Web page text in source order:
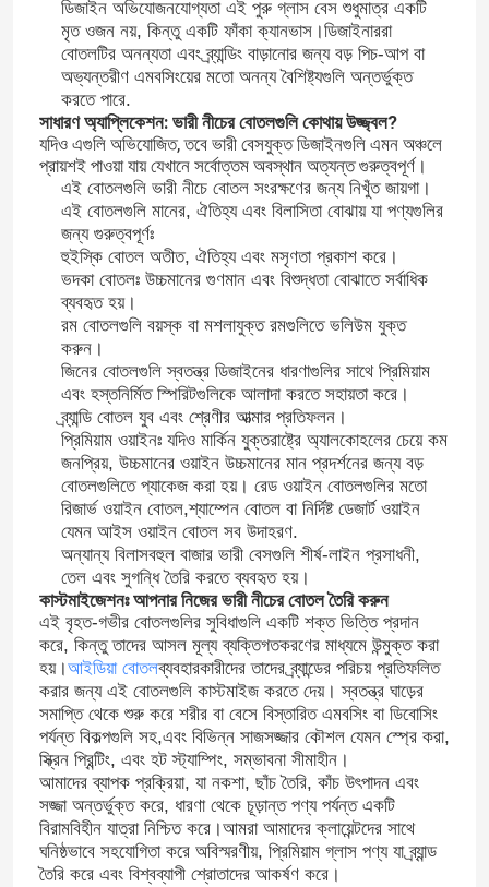
বাড়ি
পণ্য
আমাদের সম্পর্কে
কারখানা ভ্রমণ
মান নিয়ন্ত্রণ
আমাদের সাথে যোগাযোগ করুন
উদ্ধৃতির জন্য আবেদন
কাচের বোতল
ডিজাইন অভিযোজনযোগ্যতা এই পুরু গ্লাস বেস শুধুমাত্র একটি
মৃত ওজন নয়, কিন্তু একটি ফাঁকা ক্যানভাস।ডিজাইনাররা
বোতলটির অনন্যতা এবং ব্র্যান্ডিং বাড়ানোর জন্য বড় পিচ-আপ বা
অভ্যন্তরীণ এমবসিংয়ের মতো অনন্য বৈশিষ্ট্যগুলি অন্তর্ভুক্ত
করতে পারে.
সাধারণ অ্যাপ্লিকেশন: ভারী নীচের বোতলগুলি কোথায় উজ্জ্বল?
যদিও এগুলি অভিযোজিত, তবে ভারী বেসযুক্ত ডিজাইনগুলি এমন অঞ্চলে
প্রায়শই পাওয়া যায় যেখানে সর্বোত্তম অবস্থান অত্যন্ত গুরুত্বপূর্ণ।
এই বোতলগুলি ভারী নীচে বোতল সংরক্ষণের জন্য নিখুঁত জায়গা।
এই বোতলগুলি মানের, ঐতিহ্য এবং বিলাসিতা বোঝায় যা পণ্যগুলির
জন্য গুরুত্বপূর্ণঃ
হুইস্কি বোতল অতীত, ঐতিহ্য এবং মসৃণতা প্রকাশ করে।
ভদকা বোতলঃ উচ্চমানের গুণমান এবং বিশুদ্ধতা বোঝাতে সর্বাধিক
ব্যবহৃত হয়।
রম বোতলগুলি বয়স্ক বা মশলাযুক্ত রমগুলিতে ভলিউম যুক্ত
করুন।
জিনের বোতলগুলি স্বতন্ত্র ডিজাইনের ধারণাগুলির সাথে প্রিমিয়াম
এবং হস্তনির্মিত স্পিরিটগুলিকে আলাদা করতে সহায়তা করে।
ব্র্যান্ডি বোতল যুব এবং শ্রেণীর আত্মার প্রতিফলন।
প্রিমিয়াম ওয়াইনঃ যদিও মার্কিন যুক্তরাষ্ট্রে অ্যালকোহলের চেয়ে কম
জনপ্রিয়, উচ্চমানের ওয়াইন উচ্চমানের মান প্রদর্শনের জন্য বড়
বোতলগুলিতে প্যাকেজ করা হয়। রেড ওয়াইন বোতলগুলির মতো
রিজার্ভ ওয়াইন বোতল,শ্যাম্পেন বোতল বা নির্দিষ্ট ডেজার্ট ওয়াইন
যেমন আইস ওয়াইন বোতল সব উদাহরণ.
অন্যান্য বিলাসবহুল বাজার ভারী বেসগুলি শীর্ষ-লাইন প্রসাধনী,
তেল এবং সুগন্ধি তৈরি করতে ব্যবহৃত হয়।
কাস্টমাইজেশনঃ আপনার নিজের ভারী নীচের বোতল তৈরি করুন
এই বৃহত-গভীর বোতলগুলির সুবিধাগুলি একটি শক্ত ভিত্তি প্রদান
করে, কিন্তু তাদের আসল মূল্য ব্যক্তিগতকরণের মাধ্যমে উন্মুক্ত করা
হয়।আইডিয়া বোতলব্যবহারকারীদের তাদের ব্র্যান্ডের পরিচয় প্রতিফলিত
করার জন্য এই বোতলগুলি কাস্টমাইজ করতে দেয়। স্বতন্ত্র ঘাড়ের
সমাপ্তি থেকে শুরু করে শরীর বা বেসে বিস্তারিত এমবসিং বা ডিবোসিং
পর্যন্ত বিকল্পগুলি সহ,এবং বিভিন্ন সাজসজ্জার কৌশল যেমন স্প্রে করা,
স্ক্রিন প্রিন্টিং, এবং হট স্ট্যাম্পিং, সম্ভাবনা সীমাহীন।
আমাদের ব্যাপক প্রক্রিয়া, যা নকশা, ছাঁচ তৈরি, কাঁচ উৎপাদন এবং
সজ্জা অন্তর্ভুক্ত করে, ধারণা থেকে চূড়ান্ত পণ্য পর্যন্ত একটি
বিরামবিহীন যাত্রা নিশ্চিত করে।আমরা আমাদের ক্লায়েন্টদের সাথে
ঘনিষ্ঠভাবে সহযোগিতা করে অবিস্মরণীয়, প্রিমিয়াম গ্লাস পণ্য যা ব্র্যান্ড
তৈরি করে এবং বিশ্বব্যাপী শ্রোতাদের আকর্ষণ করে।